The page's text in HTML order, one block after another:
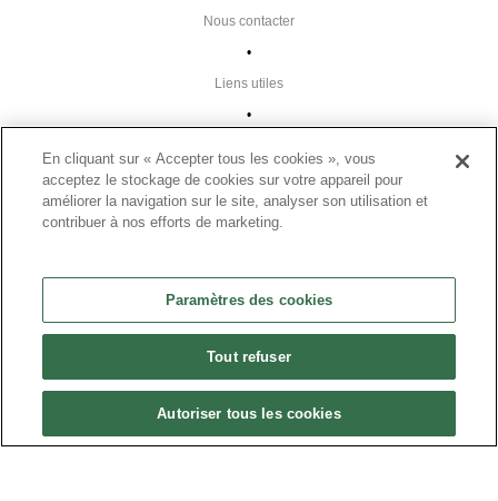
•
Liens utiles
•
Nous contacter
•
Mentions légales
•
CGU
•
Paramètres des cookies
En cliquant sur « Accepter tous les cookies », vous
acceptez le stockage de cookies sur votre appareil pour
améliorer la navigation sur le site, analyser son utilisation et
contribuer à nos efforts de marketing.
Paramètres des cookies
Tout refuser
Autoriser tous les cookies